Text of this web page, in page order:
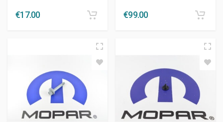
€17.00 €99.00